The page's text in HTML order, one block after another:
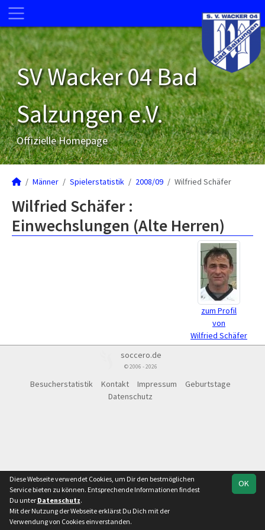
SV Wacker 04 Bad
Salzungen e.V.
Offizielle Homepage
Männer Spielerstatistik 2008/09 Wilfried Schäfer
Wilfried Schäfer :
Einwechslungen (Alte Herren)
zum Profil
von
Wilfried Schäfer
soccero.de
© 2006 - 2026
Besucherstatistik Kontakt Impressum
Geburtstage
Datenschutz
OK
Diese Webseite verwendet Cookies, um Dir den bestmöglichen
Service bieten zu können. Entsprechende Informationen findest
Du unter Datenschutz.
Mit der Nutzung der Webseite erklärst Du Dich mit der
Verwendung von Cookies einverstanden.